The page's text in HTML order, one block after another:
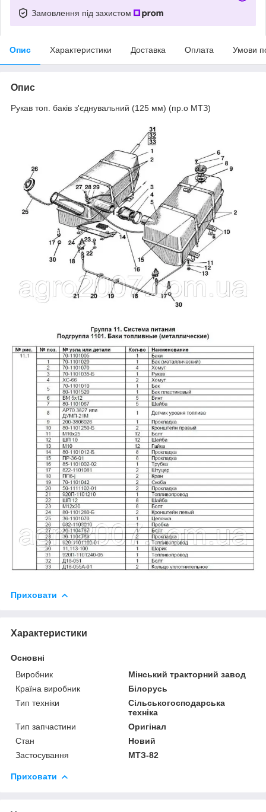
Замовлення під захистом
Опис Характеристики Доставка Оплата Умови
Опис
Рукав топ. баків з'єднувальний (125 мм) (пр.о МТЗ)
Приховати
Характеристики
Основні
Виробник
Мінський тракторний завод
Країна виробник
Білорусь
Тип техніки
Сільськогосподарська
техніка
Тип запчастини
Оригінал
Стан
Новий
Застосування
МТЗ-82
Приховати